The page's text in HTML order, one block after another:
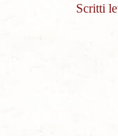
Scritti